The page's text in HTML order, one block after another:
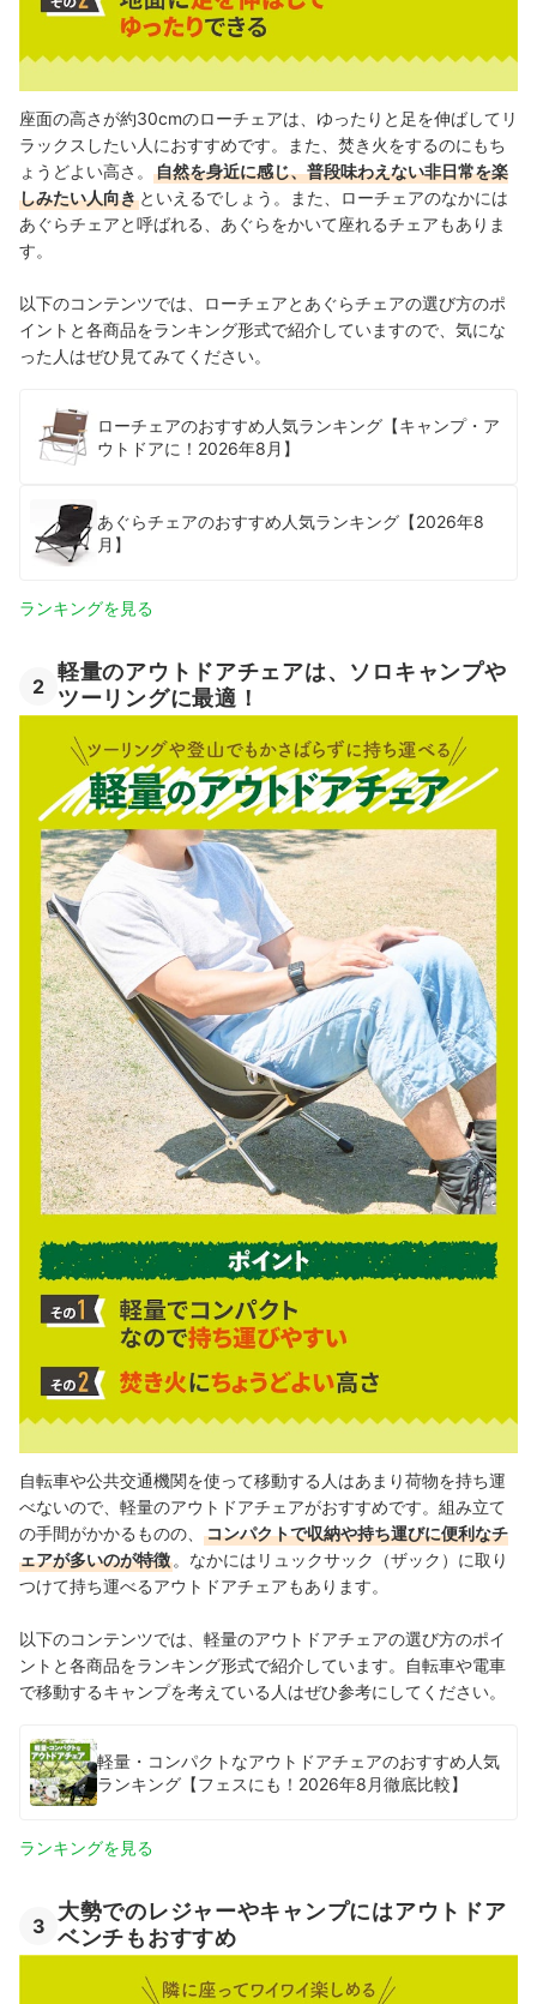
座面の高さが約30cmのローチェアは、ゆったりと足を伸ばしてリ
ラックスしたい人におすすめです。また、焚き火をするのにもち
ょうどよい高さ。
自然を身近に感じ、普段味わえない非日常を楽
しみたい人向き といえるでしょう。また、ローチェアのなかには
あぐらチェアと呼ばれる、あぐらをかいて座れるチェアもありま
す。
以下のコンテンツでは、ローチェアとあぐらチェアの選び方のポ
イントと各商品をランキング形式で紹介していますので、気にな
った人はぜひ見てみてください。
ローチェアのおすすめ人気ランキング【キャンプ・ア
ウトドアに！2026年8月】
あぐらチェアのおすすめ人気ランキング【2026年8
月】
ランキングを見る
2
軽量のアウトドアチェアは、ソロキャンプや
ツーリングに最適！
自転車や公共交通機関を使って移動する人はあまり荷物を持ち運
べないので、軽量のアウトドアチェアがおすすめです。組み立て
の手間がかかるものの、
コンパクトで収納や持ち運びに便利なチ
ェアが多いのが特徴 。なかにはリュックサック（ザック）に取り
つけて持ち運べるアウトドアチェアもあります。
以下のコンテンツでは、軽量のアウトドアチェアの選び方のポイ
ントと各商品をランキング形式で紹介しています。自転車や電車
で移動するキャンプを考えている人はぜひ参考にしてください。
軽量・コンパクトなアウトドアチェアのおすすめ人気
ランキング【フェスにも！2026年8月徹底比較】
ランキングを見る
3
大勢でのレジャーやキャンプにはアウトドア
ベンチもおすすめ